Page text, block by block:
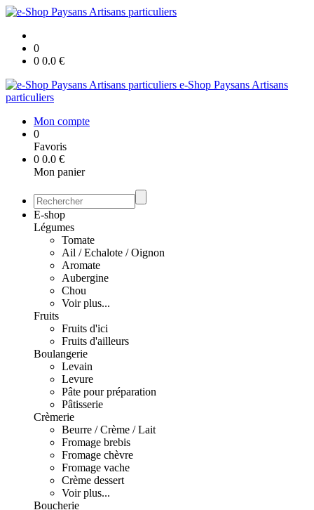
0
0 0.0 €
e-Shop Paysans Artisans
particuliers
Mon compte
0
Favoris
0 0.0 €
Mon panier
E-shop
Légumes
Tomate
Ail / Echalote / Oignon
Aromate
Aubergine
Chou
Voir plus...
Fruits
Fruits d'ici
Fruits d'ailleurs
Boulangerie
Levain
Levure
Pâte pour préparation
Pâtisserie
Crèmerie
Beurre / Crème / Lait
Fromage brebis
Fromage chèvre
Fromage vache
Crème dessert
Voir plus...
Boucherie